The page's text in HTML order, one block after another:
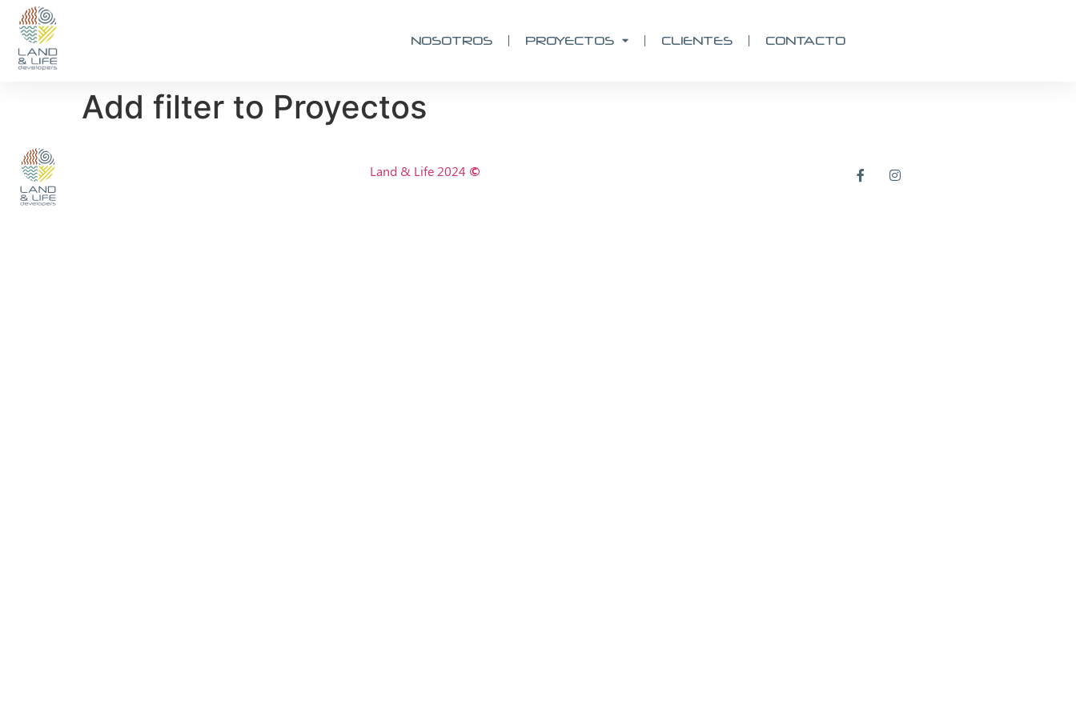
NOSOTROS PROYECTOS CLIENTES CONTACTO
Add filter to Proyectos
Land & Life 2024 ©